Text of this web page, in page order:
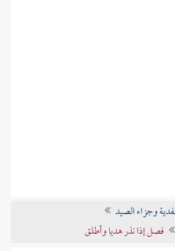
وجزاء الصيد
فصل إذا نذر هديا وأطلق